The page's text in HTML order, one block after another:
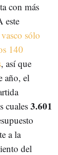
con más
este
sólo
140
, así que
año, el
cuales 3.601
a la
del